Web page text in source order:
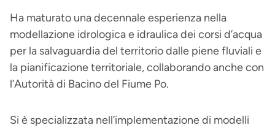
Ha maturato una decennale esperienza nella
modellazione idrologica e idraulica dei corsi d’acqua
per la salvaguardia del territorio dalle piene fluviali e
la pianificazione territoriale, collaborando anche con
l’Autorità di Bacino del Fiume Po.
Si è specializzata nell’implementazione di modelli